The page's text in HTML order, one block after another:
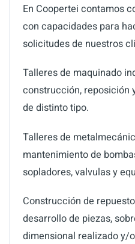
En Coopertei contamos
con capacidades para
solicitudes de nuestros
Talleres de maquinado
construcción, reposición
de distinto tipo.
Talleres de
mantenimiento de
sopladores, valvulas y
Construcción de
desarrollo de piezas,
dimensional realizado y/